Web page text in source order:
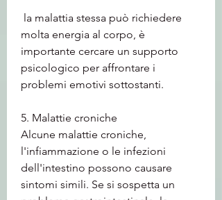
molta energia al corpo, è
importante cercare un supporto
psicologico per affrontare i
problemi emotivi sottostanti.
5. Malattie croniche
Alcune malattie croniche,
l'infiammazione o le infezioni
dell'intestino possono causare
sintomi simili. Se si sospetta un